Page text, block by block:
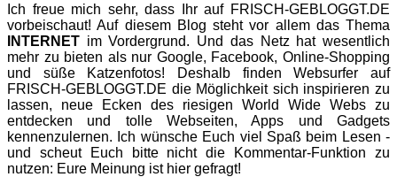
Ich freue mich sehr, dass Ihr auf FRISCH-GEBLOGGT.DE
vorbeischaut! Auf diesem Blog steht vor allem das Thema
INTERNET im Vordergrund. Und das Netz hat wesentlich
mehr zu bieten als nur Google, Facebook, Online-Shopping
und süße Katzenfotos! Deshalb finden Websurfer auf
FRISCH-GEBLOGGT.DE die Möglichkeit sich inspirieren zu
lassen, neue Ecken des riesigen World Wide Webs zu
entdecken und tolle Webseiten, Apps und Gadgets
kennenzulernen. Ich wünsche Euch viel Spaß beim Lesen -
und scheut Euch bitte nicht die Kommentar-Funktion zu
nutzen: Eure Meinung ist hier gefragt!